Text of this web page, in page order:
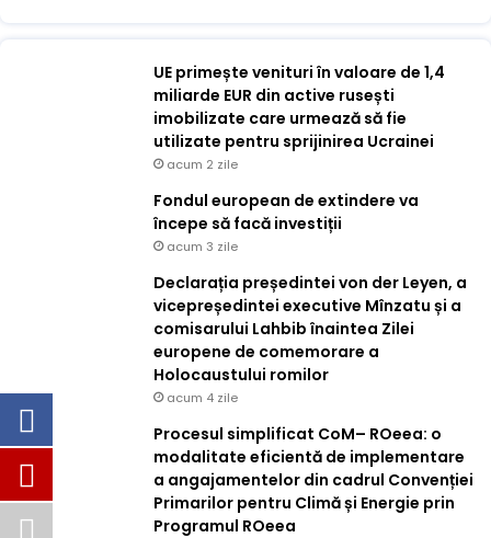
UE primește venituri în valoare de 1,4
miliarde EUR din active rusești
imobilizate care urmează să fie
utilizate pentru sprijinirea Ucrainei
acum 2 zile
Fondul european de extindere va
începe să facă investiții
acum 3 zile
Declarația președintei von der Leyen, a
vicepreședintei executive Mînzatu și a
comisarului Lahbib înaintea Zilei
europene de comemorare a
Holocaustului romilor
acum 4 zile
Procesul simplificat CoM– ROeea: o
modalitate eficientă de implementare
a angajamentelor din cadrul Convenției
Primarilor pentru Climă și Energie prin
Programul ROeea